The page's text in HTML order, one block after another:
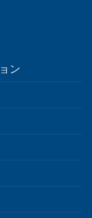
ン